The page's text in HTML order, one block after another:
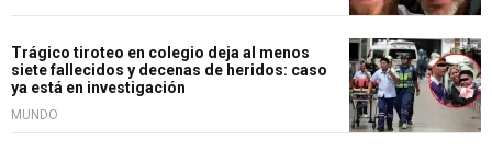
Trágico tiroteo en colegio deja al menos
siete fallecidos y decenas de heridos: caso
ya está en investigación
MUNDO